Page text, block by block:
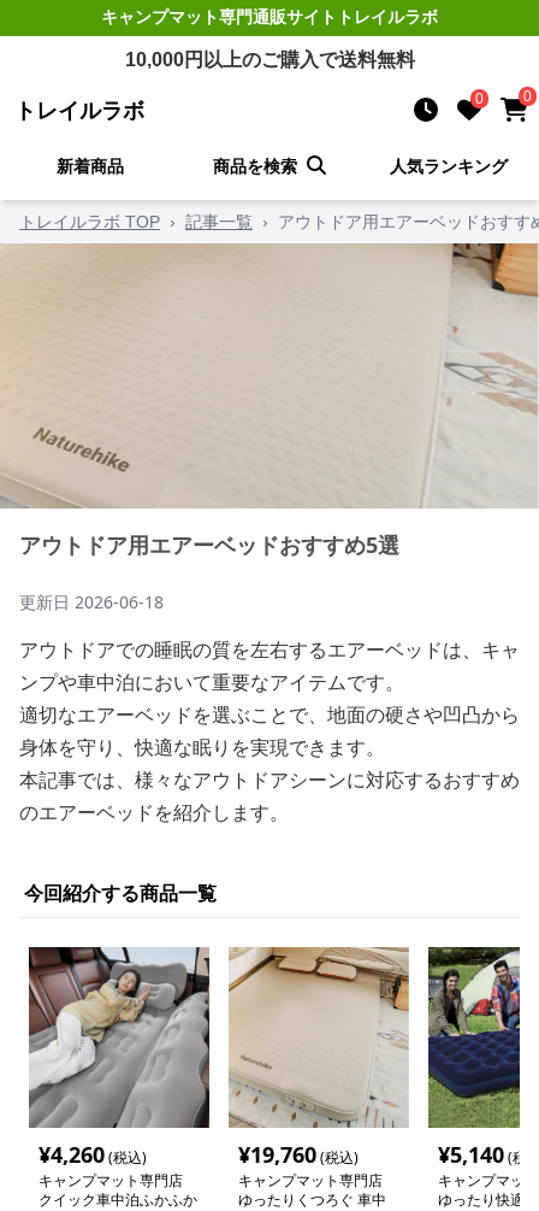
キャンプマット専門通販サイト トレイルラボ
10,000円以上のご購入で送料無料
トレイルラボ 0 0
新着商品 商品を検索 人気ランキング
トレイルラボ TOP › 記事一覧 › アウトドア用エアーベッドおすす
アウトドア用エアーベッドおすすめ5選
更新日 2026-06-18
アウトドアでの睡眠の質を左右するエアーベッドは、キャ
ンプや車中泊において重要なアイテムです。
適切なエアーベッドを選ぶことで、地面の硬さや凹凸から
身体を守り、快適な眠りを実現できます。
本記事では、様々なアウトドアシーンに対応するおすすめ
のエアーベッドを紹介します。
今回紹介する商品一覧
¥4,260(税込)
キャンプマット専門店
クイック車中泊ふかふか
¥19,760(税込)
キャンプマット専門店
ゆったりくつろぐ 車中
¥5,140(税
キャンプマッ
ゆったり快適